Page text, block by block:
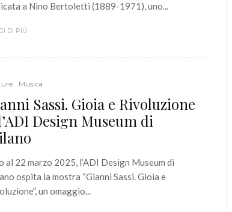
a Nino Bertoletti (1889-1971), uno...
DI PIÙ
Musica
Sassi. Gioia e Rivoluzione
Design Museum di
al 22 marzo 2025, l’ADI Design Museum di
ospita la mostra “Gianni Sassi. Gioia e
un omaggio...